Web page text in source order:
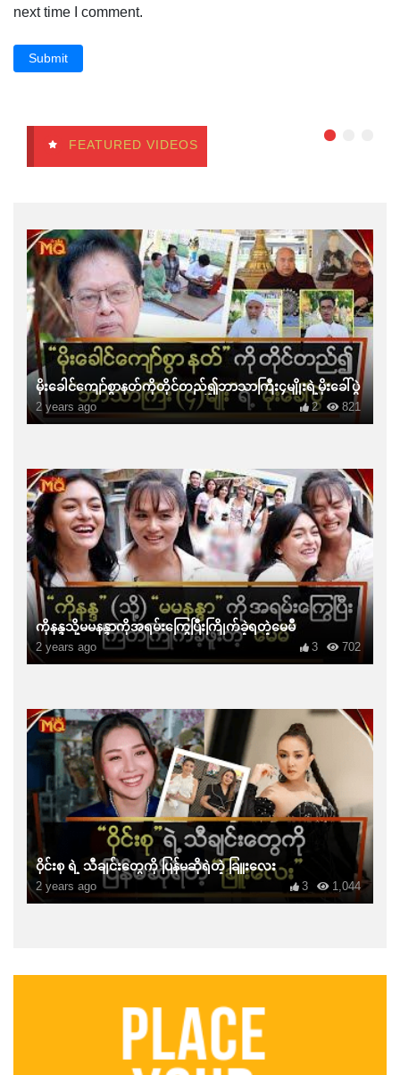
next time I comment.
Submit
FEATURED VIDEOS
မိုးခေါင်ကျော်စွာနတ်ကိုတိုင်တည်၍ဘာသာကြီး၄မျိုးရဲ့မိုးခေါ်ပွဲ
2 years ago 821
2
ကိုနန္ဒသို့မမနန္ဒာကိုအရမ်းကြွေပြီးကြိုက်ခဲ့ရတဲ့မေမီ
2 years ago 702
3
ဝိုင်းစု ရဲ့ သီချင်းတွေကို ပြန်မဆိုရဲတဲ့ ခြူးလေး
2 years ago 1,044
3